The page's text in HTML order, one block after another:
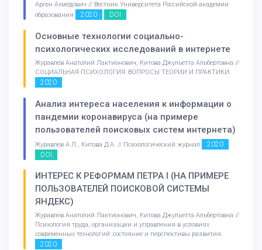
Арсен Ахмедович // Вестник Университета Российской академии
образования
2020 DOI
Основные технологии социально-
психологических исследований в интернете
Журавлев Анатолий Лактионович, Китова Джульетта Альбертовна //
СОЦИАЛЬНАЯ ПСИХОЛОГИЯ: ВОПРОСЫ ТЕОРИИ И ПРАКТИКИ.
2020
Анализ интереса населения к информации о
пандемии коронавируса (на примере
пользователей поисковых систем интернета)
Журавлев А.Л., Китова Д.А. // Психологический журнал
2020
DOI
ИНТЕРЕС К РЕФОРМАМ ПЕТРА I (НА ПРИМЕРЕ
ПОЛЬЗОВАТЕЛЕЙ ПОИСКОВОЙ СИСТЕМЫ
ЯНДЕКС)
Журавлев Анатолий Лактионович, Китова Джульетта Альбертовна //
Психология труда, организации и управления в условиях
современных технологий: состояние и перспективы развития.
2020